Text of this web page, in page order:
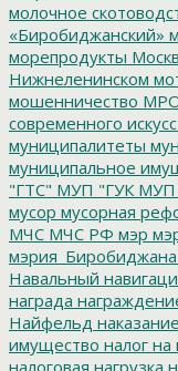
молочное
«Биробиджанский»
морепродукты
Нижнеленинском
мошенничество
современного
муниципалитеты
муниципальное
"ГТС" МУП "ГУК МУП
мусор мусорная
МЧС МЧС РФ мэр
мэрия_Биробиджана
Навальный
награда
Найфельд наказание
имущество налог
налоговая нагрузка